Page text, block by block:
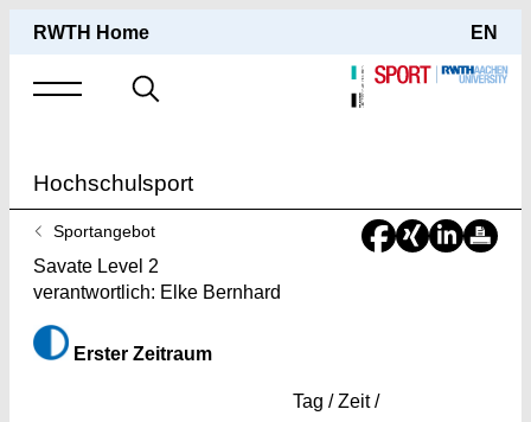
RWTH Home EN
Suche
Hochschulsport
Sie
sind
hier:
Sportangebot
Savate Level 2
verantwortlich: Elke Bernhard
Erster Zeitraum
Tag / Zeit /